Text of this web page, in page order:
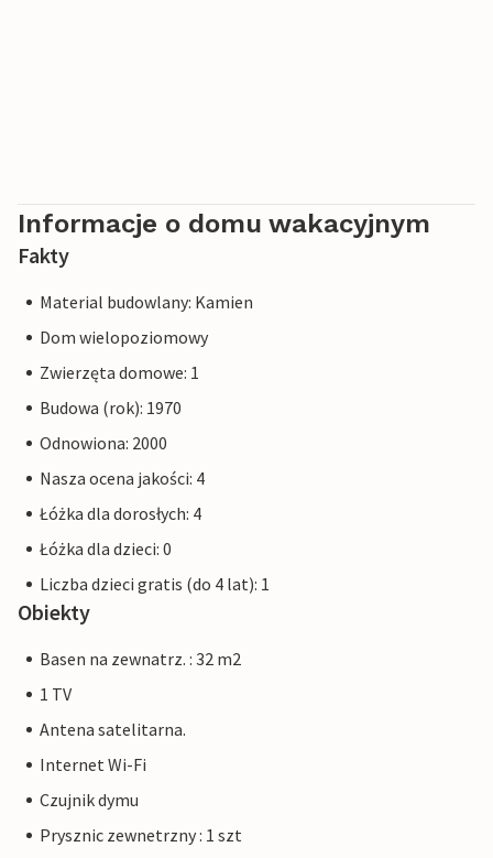
Informacje o domu wakacyjnym
Fakty
Material budowlany: Kamien
Dom wielopoziomowy
Zwierzęta domowe: 1
Budowa (rok): 1970
Odnowiona: 2000
Nasza ocena jakości: 4
Łóżka dla dorosłych: 4
Łóżka dla dzieci: 0
Liczba dzieci gratis (do 4 lat): 1
Obiekty
Basen na zewnatrz. : 32 m2
1 TV
Antena satelitarna.
Internet Wi-Fi
Czujnik dymu
Prysznic zewnetrzny : 1 szt